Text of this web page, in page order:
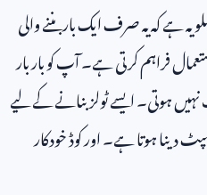
ہے کہ یہ صرف ایک بار بننے والی
فراہم کرتی ہے۔ آپ کو بار بار
ہوتی۔ ایسے ٹولز بنانے کے لیے
ہوتا ہے۔ اور کوڈ خودکار